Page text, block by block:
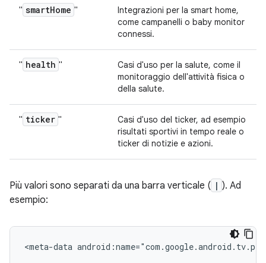
" smartHome "
Integrazioni per la smart home,
come campanelli o baby monitor
connessi.
" health "
Casi d'uso per la salute, come il
monitoraggio dell'attività fisica o
della salute.
" ticker "
Casi d'uso del ticker, ad esempio
risultati sportivi in tempo reale o
ticker di notizie e azioni.
Più valori sono separati da una barra verticale ( | ). Ad
esempio:
<meta-data